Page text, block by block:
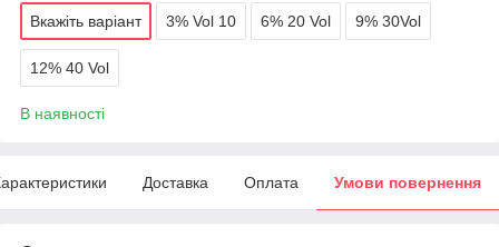
Вкажіть варіант 3% Vol 10 6% 20 Vol 9% 30Vol
12% 40 Vol
В наявності
Доставка Оплата Умови повернення